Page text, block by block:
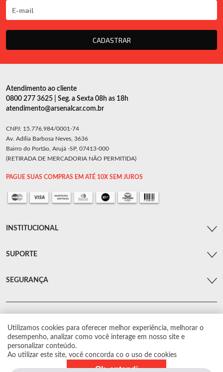
CADASTRAR
Utilizamos cookies para oferecer melhor experiência, melhorar o
desempenho, analizar como você interage em nosso site e
personalizar conteúdo.
Ao utilizar este site, você concorda co o uso de cookies
Ok, entendi
Atendimento ao cliente
0800 277 3625 | Seg. a Sexta 08h as 18h
atendimento@arsenalcar.com.br
CNPJ: 15.776.984/0001-74
Av. Adília Barbosa Neves, 3636
Bairro do Portão, Arujá -SP, 07413-000
(RETIRADA DE MERCADORIA NÃO PERMITIDA)
PAGUE SUAS COMPRAS EM ATÉ 10X SEM JUROS
INSTITUCIONAL
SUPORTE
SEGURANÇA
© Arsenal Car. Todos os direitos reservados.
Proibida reprodução total ou parcial. Preços e estoque sujeito a alterações sem
aviso prévio.